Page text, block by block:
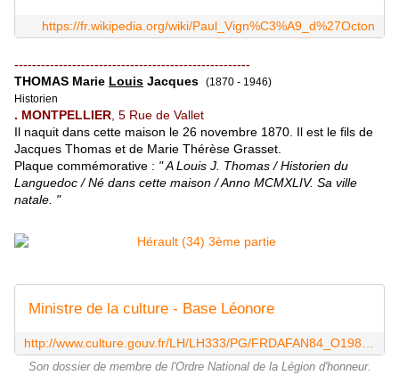
https://fr.wikipedia.org/wiki/Paul_Vign%C3%A9_d%27Octon
-----------------------------------------------------
THOMAS Marie Louis Jacques (1870 - 1946)
Historien
. MONTPELLIER , 5 Rue de Vallet
Il naquit dans cette maison le 26 novembre 1870. Il est le fils de
Jacques Thomas et de Marie Thérèse Grasset.
Plaque commémorative : " A Louis J. Thomas / Historien du
Languedoc / Né dans cette maison / Anno MCMXLIV. Sa ville
natale. "
Ministre de la culture - Base Léonore
Son dossier de membre de l'Ordre National de la Légion d'honneur.